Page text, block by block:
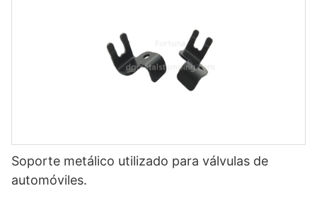
Soporte metálico utilizado para válvulas de
automóviles.